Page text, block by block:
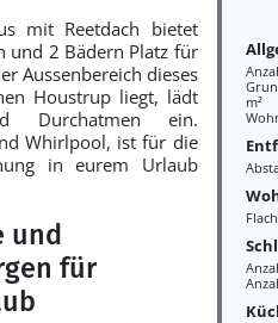
m²
mit Reetdach bietet
und 2 Bädern Platz für
Aussenbereich dieses
Houstrup liegt, lädt
Durchatmen ein.
Whirlpool, ist für die
in eurem Urlaub
und
für